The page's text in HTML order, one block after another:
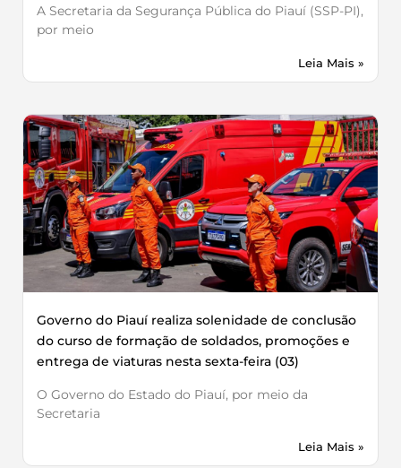
A Secretaria da Segurança Pública do Piauí (SSP-PI),
por meio
Leia Mais »
Governo do Piauí realiza solenidade de conclusão
do curso de formação de soldados, promoções e
entrega de viaturas nesta sexta-feira (03)
O Governo do Estado do Piauí, por meio da
Secretaria
Leia Mais »